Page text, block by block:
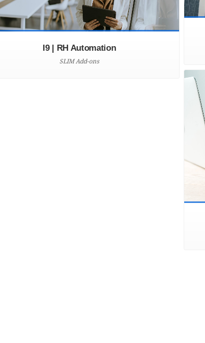
I9 | RH Automation
SLIM Add-ons